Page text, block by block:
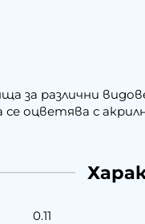
за различни
оцветява с
0.11